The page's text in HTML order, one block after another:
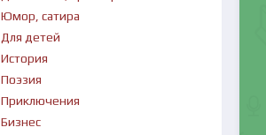
Юмор, сатира
Для детей
История
Поэзия
Приключения
Бизнес